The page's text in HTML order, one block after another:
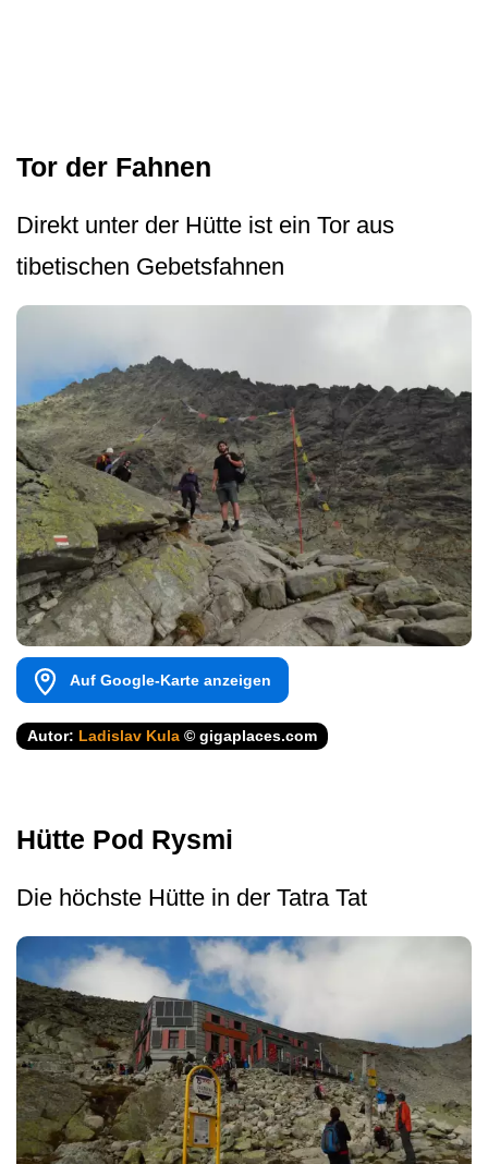
Tor der Fahnen
Direkt unter der Hütte ist ein Tor aus
tibetischen Gebetsfahnen
Auf Google-Karte anzeigen
Autor: Ladislav Kula © gigaplaces.com
Hütte Pod Rysmi
Die höchste Hütte in der Tatra Tat